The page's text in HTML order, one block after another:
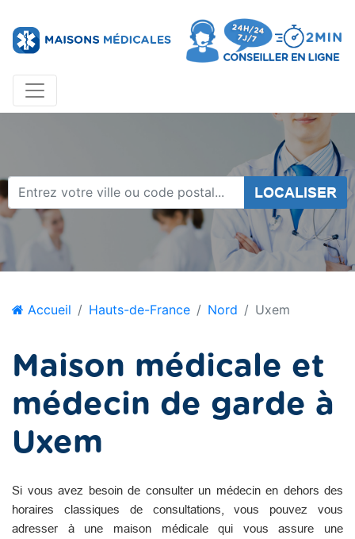
LOCALISER
Accueil Hauts-de-France Nord Uxem
Maison médicale et
médecin de garde à
Uxem
Si vous avez besoin de consulter un médecin en dehors des
horaires classiques de consultations, vous pouvez vous
adresser à une maison médicale qui vous assure une